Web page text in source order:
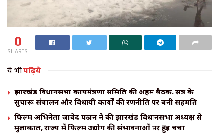
0
SHARES
ये भीपढ़िये
झारखंड विधानसभा कार्यमंत्रणा समिति की अहम बैठक: सत्र के
सुचारू संचालन और विधायी कार्यों की रणनीति पर बनी सहमति
फिल्म अभिनेता जावेद पठान ने की झारखंड विधानसभा अध्यक्ष से
मुलाकात, राज्य में फिल्म उद्योग की संभावनाओं पर हुई चर्चा